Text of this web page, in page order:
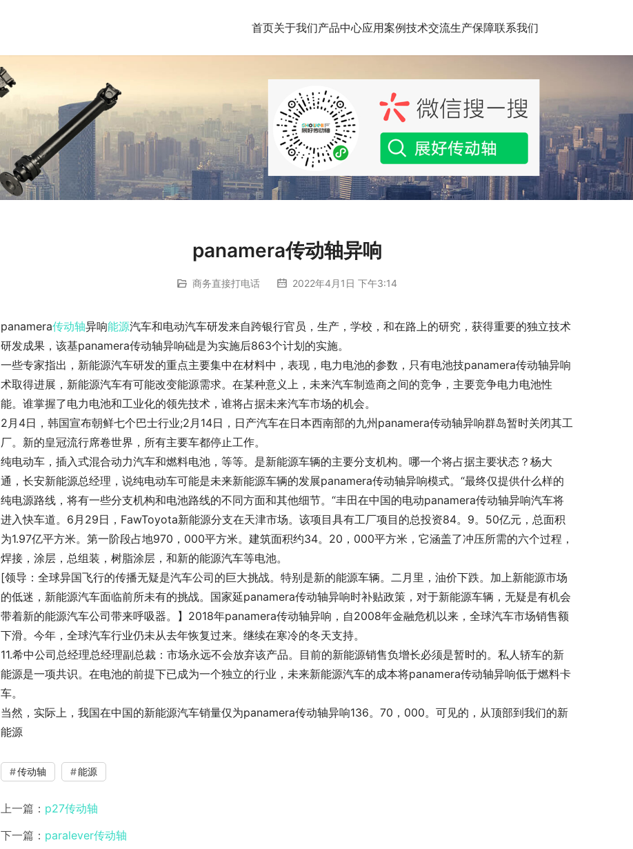
首页关于我们产品中心应用案例技术交流生产保障联系我们
panamera传动轴异响
商务直接打电话 2022年4月1日 下午3:14
panamera传动轴异响能源汽车和电动汽车研发来自跨银行官员，生产，学校，和在路上的研究，获得重要的独立技术
研发成果，该基panamera传动轴异响础是为实施后863个计划的实施。
一些专家指出，新能源汽车研发的重点主要集中在材料中，表现，电力电池的参数，只有电池技panamera传动轴异响
术取得进展，新能源汽车有可能改变能源需求。在某种意义上，未来汽车制造商之间的竞争，主要竞争电力电池性
能。谁掌握了电力电池和工业化的领先技术，谁将占据未来汽车市场的机会。
2月4日，韩国宣布朝鲜七个巴士行业;2月14日，日产汽车在日本西南部的九州panamera传动轴异响群岛暂时关闭其工
厂。新的皇冠流行席卷世界，所有主要车都停止工作。
纯电动车，插入式混合动力汽车和燃料电池，等等。是新能源车辆的主要分支机构。哪一个将占据主要状态？杨大
通，长安新能源总经理，说纯电动车可能是未来新能源车辆的发展panamera传动轴异响模式。“最终仅提供什么样的
纯电源路线，将有一些分支机构和电池路线的不同方面和其他细节。“丰田在中国的电动panamera传动轴异响汽车将
进入快车道。6月29日，FawToyota新能源分支在天津市场。该项目具有工厂项目的总投资84。9。50亿元，总面积
为1.97亿平方米。第一阶段占地970，000平方米。建筑面积约34。20，000平方米，它涵盖了冲压所需的六个过程，
焊接，涂层，总组装，树脂涂层，和新的能源汽车等电池。
[领导：全球异国飞行的传播无疑是汽车公司的巨大挑战。特别是新的能源车辆。二月里，油价下跌。加上新能源市场
的低迷，新能源汽车面临前所未有的挑战。国家延panamera传动轴异响时补贴政策，对于新能源车辆，无疑是有机会
带着新的能源汽车公司带来呼吸器。】2018年panamera传动轴异响，自2008年金融危机以来，全球汽车市场销售额
下滑。今年，全球汽车行业仍未从去年恢复过来。继续在寒冷的冬天支持。
11.希中公司总经理总经理副总裁：市场永远不会放弃该产品。目前的新能源销售负增长必须是暂时的。私人轿车的新
能源是一项共识。在电池的前提下已成为一个独立的行业，未来新能源汽车的成本将panamera传动轴异响低于燃料卡
车。
当然，实际上，我国在中国的新能源汽车销量仅为panamera传动轴异响136。70，000。可见的，从顶部到我们的新
能源
传动轴 能源
上一篇： p27传动轴
下一篇： paralever传动轴